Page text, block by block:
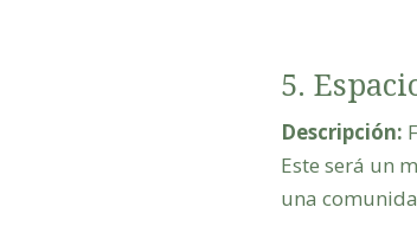
5.
Descripción:
Este será un
una